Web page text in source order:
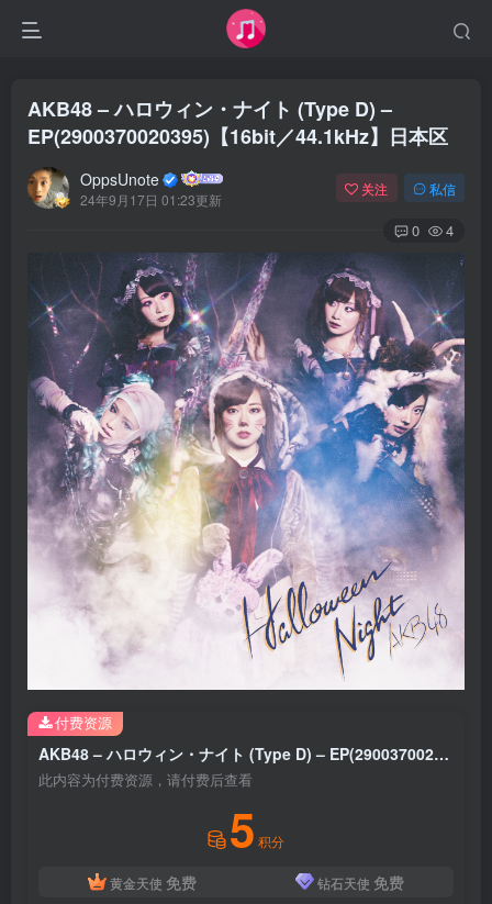
AKB48 – ハロウィン・ナイト (Type D) –
EP(2900370020395)【16bit／44.1kHz】日本区
OppsUnote
24年9月17日 01:23更新
关注 私信
0 4
AKB48 – ハロウィン・ナイト (Type D) – EP(2900370020395)【16bit／44.1kHz】日本区
此内容为付费资源，请付费后查看
5 积分
黄金天使 免费 钻石天使 免费
付费资源